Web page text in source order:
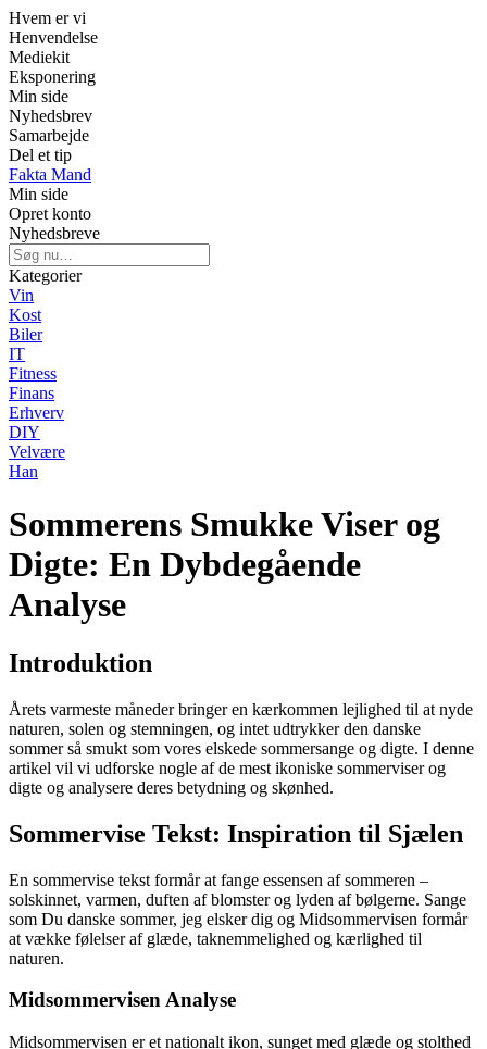
Hvem er vi
Henvendelse
Mediekit
Eksponering
Min side
Nyhedsbrev
Samarbejde
Del et tip
Fakta Mand
Min side
Opret konto
Nyhedsbreve
Kategorier
Vin
Kost
Biler
IT
Fitness
Finans
Erhverv
DIY
Velvære
Han
Sommerens Smukke Viser og
Digte: En Dybdegående
Analyse
Introduktion
Årets varmeste måneder bringer en kærkommen lejlighed til at nyde
naturen, solen og stemningen, og intet udtrykker den danske
sommer så smukt som vores elskede sommersange og digte. I denne
artikel vil vi udforske nogle af de mest ikoniske sommerviser og
digte og analysere deres betydning og skønhed.
Sommervise Tekst: Inspiration til Sjælen
En sommervise tekst formår at fange essensen af sommeren –
solskinnet, varmen, duften af blomster og lyden af bølgerne. Sange
som Du danske sommer, jeg elsker dig og Midsommervisen formår
at vække følelser af glæde, taknemmelighed og kærlighed til
naturen.
Midsommervisen Analyse
Midsommervisen er et nationalt ikon, sunget med glæde og stolthed